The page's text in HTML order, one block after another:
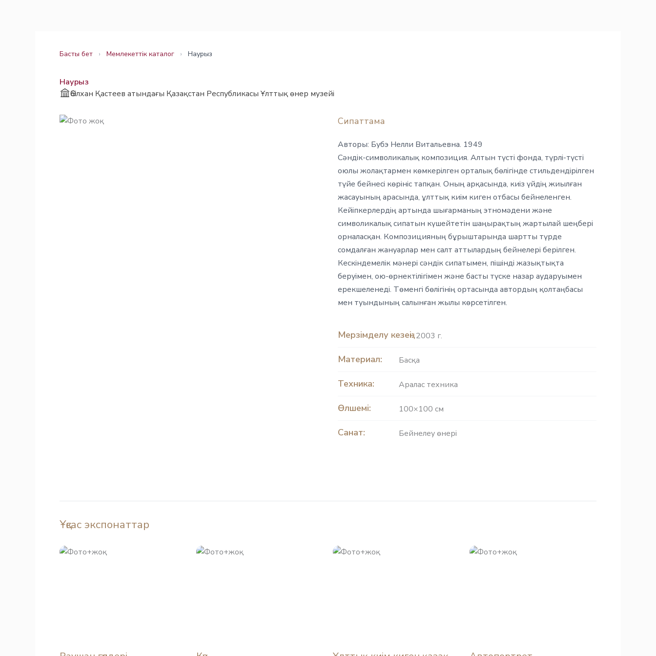
Басты бет › Мемлекеттік каталог › Наурыз
Наурыз
Әбілхан Қастеев атындағы Қазақстан Республикасы Ұлттық өнер музейі
Сипаттама
Авторы: Бубэ Нелли Витальевна. 1949
Сәндік-символикалық композиция. Алтын түсті фонда, түрлі-түсті
оюлы жолақтармен көмкерілген орталық бөлігінде стильдендірілген
түйе бейнесі көрініс тапқан. Оның арқасында, киіз үйдің жиылған
жасауының арасында, ұлттық киім киген отбасы бейнеленген.
Кейіпкерлердің артында шығарманың этномәдени және
символикалық сипатын күшейтетін шаңырақтың жартылай шеңбері
орналасқан. Композицияның бұрыштарында шартты түрде
сомдалған жануарлар мен салт аттылардың бейнелері берілген.
Кескіндемелік мәнері сәндік сипатымен, пішінді жазықтықта
беруімен, ою-өрнектілігімен және басты түске назар аударуымен
ерекшеленеді. Төменгі бөлігінің ортасында автордың қолтаңбасы
мен туындының салынған жылы көрсетілген.
Мерзімделу кезеңі: 2003 г.
Материал: Басқа
Техника: Аралас техника
Өлшемі: 100×100 см
Санат: Бейнелеу өнері
Ұқсас экспонаттар